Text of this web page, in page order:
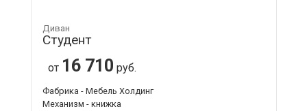
Диван
Студент
от 16 710 руб.
Фабрика - Мебель Холдинг
Механизм - книжка